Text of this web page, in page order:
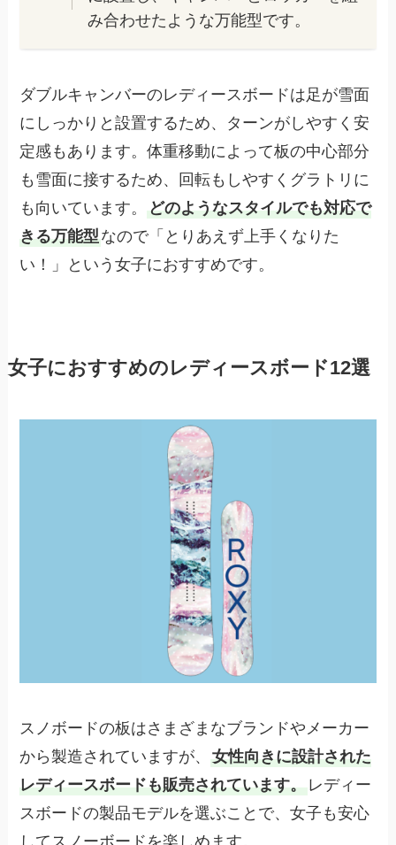
み合わせたような万能型です。
ダブルキャンバーのレディースボードは足が雪面
にしっかりと設置するため、ターンがしやすく安
定感もあります。体重移動によって板の中心部分
も雪面に接するため、回転もしやすくグラトリに
も向いています。
どのようなスタイルでも対応で
きる万能型 なので「とりあえず上手くなりた
い！」という女子におすすめです。
女子におすすめのレディースボード12選
スノボードの板はさまざまなブランドやメーカー
から製造されていますが、 女性向きに設計された
レディースボードも販売されています。
レディー
スボードの製品モデルを選ぶことで、女子も安心